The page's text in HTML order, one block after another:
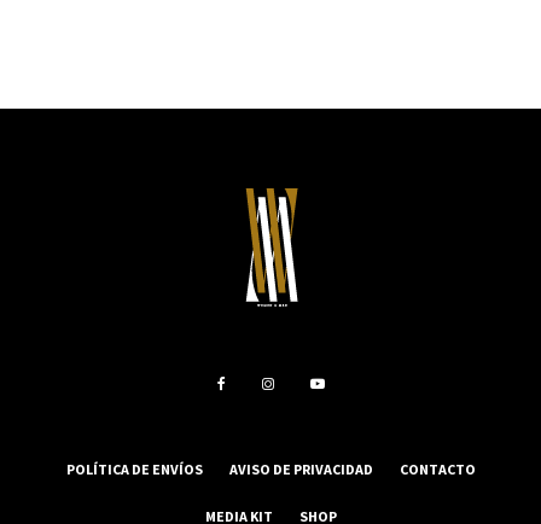
POLÍTICA DE ENVÍOS AVISO DE PRIVACIDAD CONTACTO
MEDIA KIT SHOP